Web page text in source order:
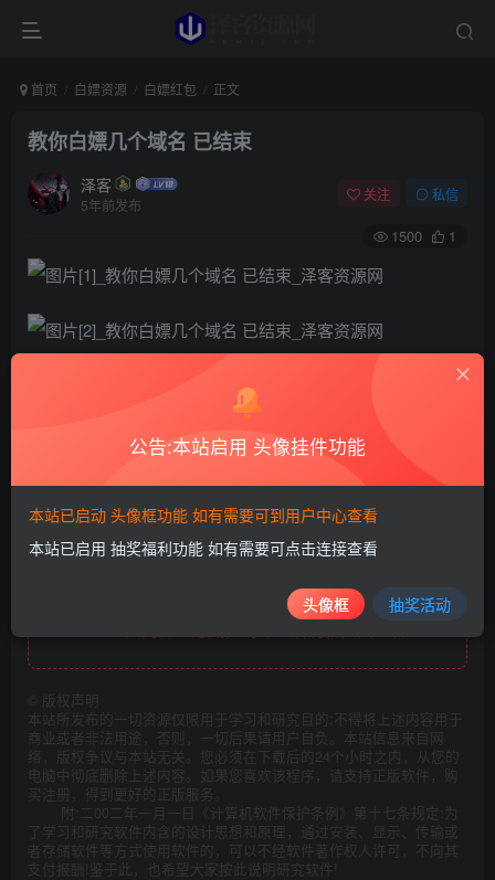
首页 白嫖资源 白嫖红包 正文
教你白嫖几个域名 已结束
泽客
5年前发布
关注 私信
1500 1
版权声明
本站所发布的一切资源仅限用于学习和研究目的;不得将上述内容用于
商业或者非法用途，否则，一切后果请用户自负。本站信息来自网
络，版权争议与本站无关。您必须在下载后的24个小时之内，从您的
电脑中彻底删除上述内容。如果您喜欢该程序，请支持正版软件，购
买注册，得到更好的正版服务。
附:二00二年一月一日《计算机软件保护条例》第十七条规定:为
了学习和研究软件内含的设计思想和原理，通过安装、显示、传输或
者存储软件等方式使用软件的，可以不经软件著作权人许可，不向其
支付报酬!鉴于此，也希望大家按此说明研究软件!
公告:本站启用 头像挂件功能
本站已启动 头像框功能 如有需要可到用户中心查看
本站已启用 抽奖福利功能 如有需要可点击连接查看
头像框 抽奖活动